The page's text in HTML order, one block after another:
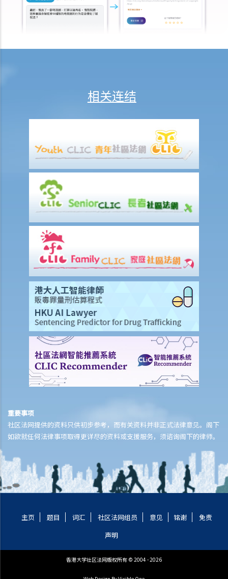
单索取全数保额，或只可索取实际开支或损失？人寿保险的死亡赔偿会
「意外受伤」的一般定义是甚么？如果我受了伤但没有表面伤痕，我可
「永久伤残」和「暂时性伤残」的一般定义是甚么？保险公司支付了一
笔永久伤残赔偿给我，但两年后我奇迹地复原，保险公司可否向我讨回
部分赔偿？
在人身伤亡诉讼中，我已从犯错一方获得赔偿。这些赔偿会否抵销保险
公司的赔款？
如果我的居所和屋内家具均已损毁，保险公司会否全数赔偿我的损失？
保险公司会否在支付赔偿之前先作出专业评估？
我是大厦内某个单位的业主，而大厦本身已经购有第三者责任保险。如
果有访客或住客在大厦内遇上意外受伤，我是否可以置身事外？
我对赔偿金额及保险代理 / 保险公司的行为极之不满。我应否诉诸法庭
或向其他认可机构投诉？法庭或其他机构有否就每项索偿或投诉设立赔
偿上限？
大埔火灾特定情况
哪些类型的保险可以涵盖因火灾造成的损失？哪些类型的损失可能获得
火警发生后，我应该立即做些甚么，以保障我在保险单下的权利？
向保险公司申请赔偿的程序是什么？
我需要准备甚么文件来支持我的索偿？
索偿？
如果业主和租客各自都有独立的家居保险保单，对于同一宗火灾事故，
双方的责任及赔偿如何分配？
理重复保险的问题？
如果大厦业主立案法团持有大厦保险，业主或租客是否有权获得该保险
如果我在家中经营生意，我可否根据家居保险索偿业务中断损失，还是
相关连结
重要事项
社区法网提供的资料只供初步参考，而有关资料并非正式法律意见。阁下
如欲就任何法律事项取得更详尽的资料或支援服务，须谘询阁下的律师。
主页 题目 词汇 社区法网组员 意见 铭谢
免责
声明
香港大学社区法网版权所有 © 2004 - 2026